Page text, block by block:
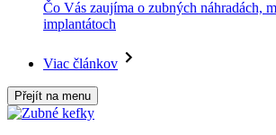
Čo Vás zaujíma o zubných náhradách,
implantátoch
Viac článkov
Přejít na menu